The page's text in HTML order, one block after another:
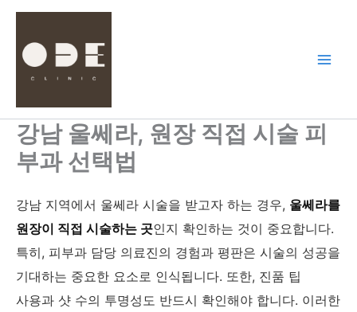
뛰 강남 울쎄라, 원장 직접 시술 피
부과 선택법
강남 지역에서 울쎄라 시술을 받고자 하는 경우, 울쎄라를
원장이 직접 시술하는 곳인지 확인하는 것이 중요합니다.
특히, 피부과 담당 의료진의 경험과 평판은 시술의 성공을
기대하는 중요한 요소로 인식됩니다. 또한, 진품 팁
사용과 샷 수의 투명성도 반드시 확인해야 합니다. 이러한